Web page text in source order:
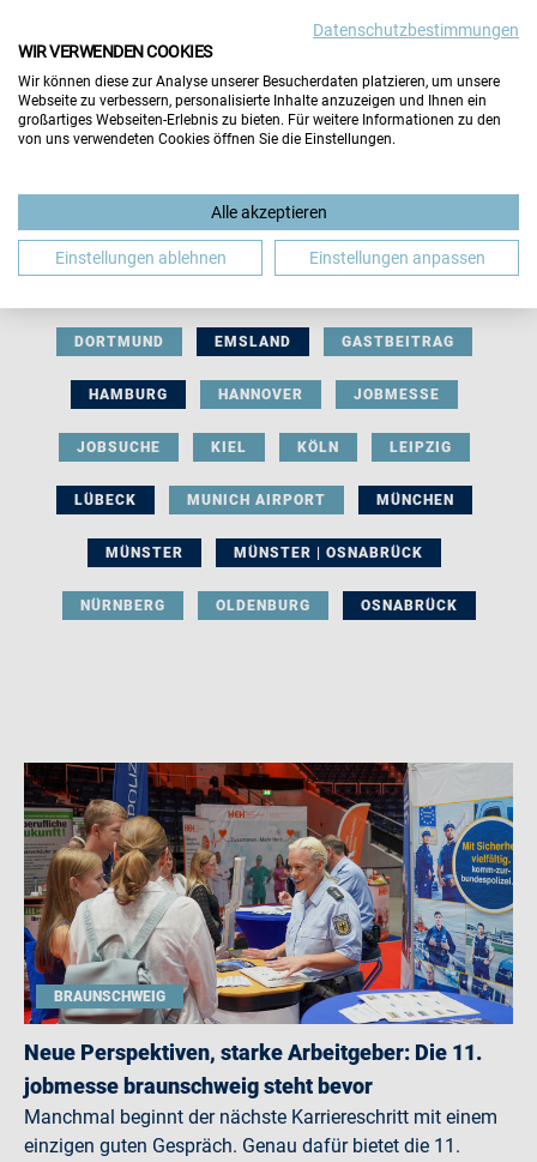
BERUFLICHE ORIENTIERUNG BEWERBUNG
DORTMUND EMSLAND GASTBEITRAG
HAMBURG HANNOVER JOBMESSE
JOBSUCHE KIEL KÖLN LEIPZIG
LÜBECK MUNICH AIRPORT MÜNCHEN
MÜNSTER MÜNSTER | OSNABRÜCK
NÜRNBERG OLDENBURG OSNABRÜCK
BRAUNSCHWEIG
Neue Perspektiven, starke Arbeitgeber: Die 11.
jobmesse braunschweig steht bevor
Manchmal beginnt der nächste Karriereschritt mit einem
einzigen guten Gespräch. Genau dafür bietet die 11.
Datenschutzbestimmungen
WIR VERWENDEN COOKIES
Wir können diese zur Analyse unserer Besucherdaten platzieren, um unsere
Webseite zu verbessern, personalisierte Inhalte anzuzeigen und Ihnen ein
großartiges Webseiten-Erlebnis zu bieten. Für weitere Informationen zu den
von uns verwendeten Cookies öffnen Sie die Einstellungen.
Alle akzeptieren
Einstellungen ablehnen Einstellungen anpassen